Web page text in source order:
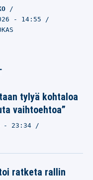
- 14:55
tylyä kohtaloa
vaihtoehtoa”
- 23:34
ratketa rallin